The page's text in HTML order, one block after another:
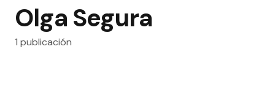
Olga Segura
1 publicación